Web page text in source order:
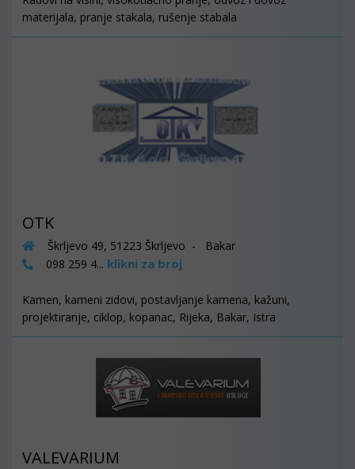
materijala, pranje stakala, rušenje stabala
OTK
Škrljevo 49, 51223 Škrljevo - Bakar
098 259 4... klikni za broj
Kamen, kameni zidovi, postavljanje kamena, kažuni,
projektiranje, ciklop, kopanac, Rijeka, Bakar, Istra
VALEVARIUM